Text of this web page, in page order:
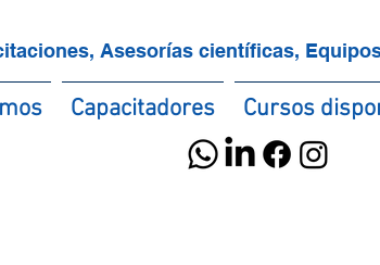
Asesorías científicas,
Capacitadores Cursos